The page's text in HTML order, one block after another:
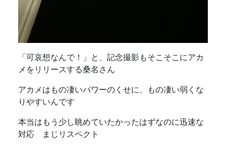
「可哀想なんで！」と、記念撮影もそこそこにアカ
メをリリースする桑名さん
アカメはもの凄いパワーのくせに、もの凄い弱くな
りやすいんです
本当はもう少し眺めていたかったはずなのに迅速な
対応 まじリスペクト